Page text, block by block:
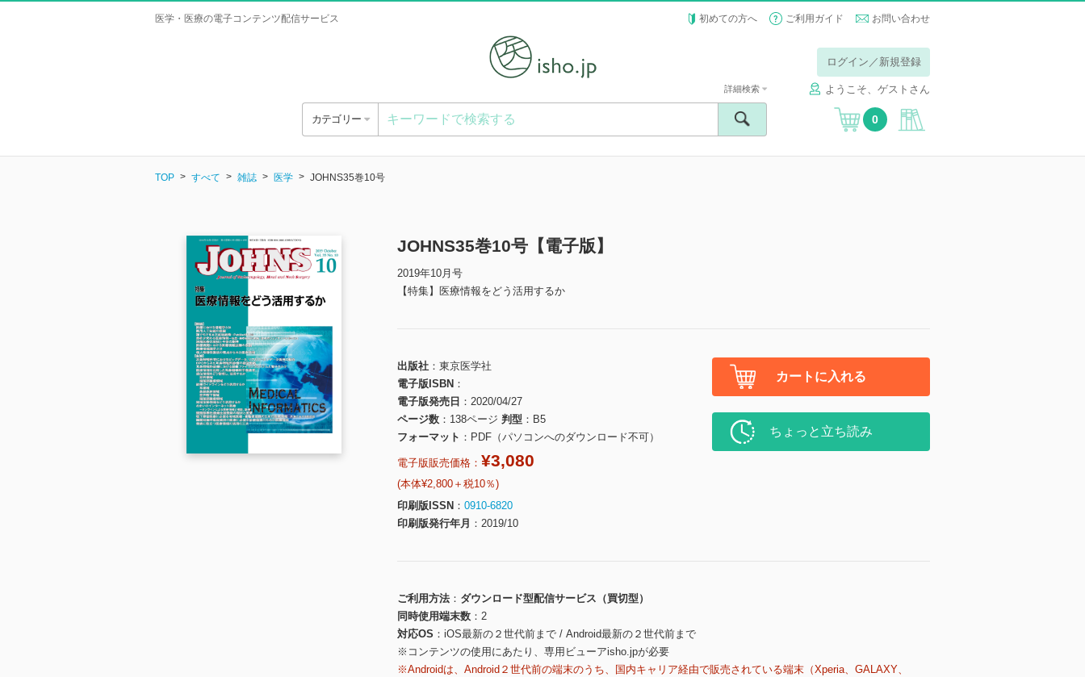
医学・医療の電子コンテンツ配信サービス 初めての方へ ご利用ガイド お問い合わせ
ログイン／新規登録
ようこそ、ゲストさん
カテゴリー
詳細検索
0
TOP すべて 雑誌 医学 JOHNS35巻10号
JOHNS35巻10号【電子版】
2019年10月号
【特集】医療情報をどう活用するか
出版社
東京医学社
電子版ISBN
電子版発売日
2020/04/27
ページ数
138ページ 判型
B5
フォーマット
PDF（パソコンへのダウンロード不可）
電子版販売価格： ¥3,080
(本体¥2,800＋税10％)
印刷版ISSN
0910-6820
印刷版発行年月
2019/10
カートに入れる
ちょっと立ち読み
ご利用方法
ダウンロード型配信サービス（買切型）
同時使用端末数
2
対応OS
iOS最新の２世代前まで / Android最新の２世代前まで
※コンテンツの使用にあたり、専用ビューアisho.jpが必要
※Androidは、Android２世代前の端末のうち、国内キャリア経由で販売されている端末（Xperia、GALAXY、